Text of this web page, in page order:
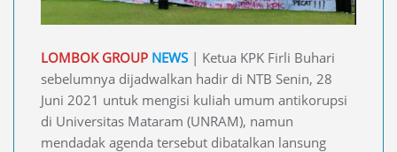
LOMBOK GROUP NEWS | Ketua KPK Firli Buhari
sebelumnya dijadwalkan hadir di NTB Senin, 28
Juni 2021 untuk mengisi kuliah umum antikorupsi
di Universitas Mataram (UNRAM), namun
mendadak agenda tersebut dibatalkan lansung